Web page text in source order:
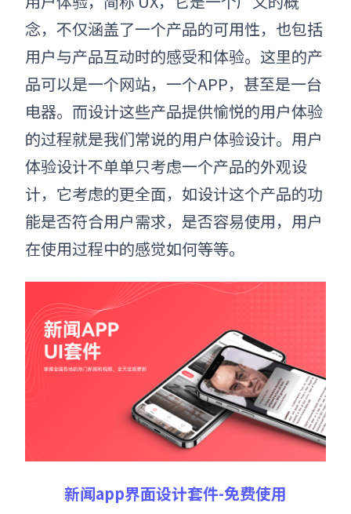
念，不仅涵盖了一个产品的可用性，也包括
用户与产品互动时的感受和体验。这里的产
品可以是一个网站，一个APP，甚至是一台
电器。而设计这些产品提供愉悦的用户体验
的过程就是我们常说的用户体验设计。用户
体验设计不单单只考虑一个产品的外观设
计，它考虑的更全面，如设计这个产品的功
能是否符合用户需求，是否容易使用，用户
在使用过程中的感觉如何等等。
新闻app界面设计套件-免费使用